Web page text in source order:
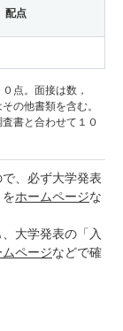
配点
点。面接は数，
の他書類を含む。
書と合わせて１０
、必ず大学発表
ホームページな
大学発表の「入
ムページなどで確